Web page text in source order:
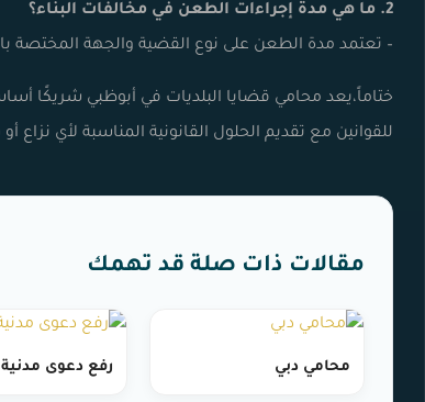
2. ما هي مدة إجراءات الطعن في مخالفات البناء؟
– تعتمد مدة الطعن على نوع القضية والجهة المختصة
ختاماً،يعد محامي قضايا البلديات في أبوظبي شريكًا
للقوانين مع تقديم الحلول القانونية المناسبة لأي نزاع
مقالات ذات صلة قد تهمك
محامي دبي رفع دعوى